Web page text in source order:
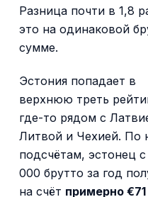
Разница почти в 1,8
это на одинаковой
сумме.
Эстония попадает в
верхнюю треть
где-то рядом с
Литвой и Чехией. По
подсчётам, эстонец
000 брутто за год
на счёт примерно